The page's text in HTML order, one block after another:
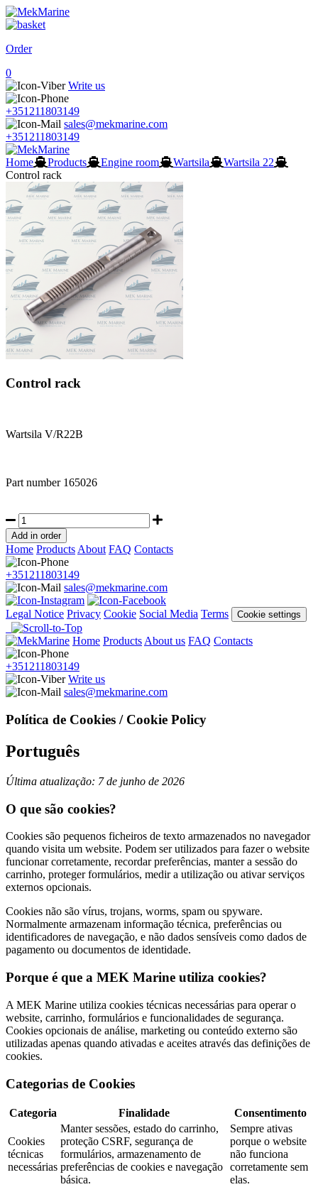
Order
0
Write us
+351211803149
sales@mekmarine.com
+351211803149
Home Products Engine room Wartsila
Wartsila 22
Control rack
Control rack
Wartsila V/R22B
Part number 165026
Home ProductsAbout FAQ Contacts
+351211803149
sales@mekmarine.com
Legal Notice Privacy Cookie Social Media Terms Cookie settings
Home ProductsAbout us FAQ Contacts
+351211803149
Write us
sales@mekmarine.com
Política de Cookies / Cookie Policy
Português
Última atualização: 7 de junho de 2026
O que são cookies?
Cookies são pequenos ficheiros de texto armazenados no navegador
quando visita um website. Podem ser utilizados para fazer o website
funcionar corretamente, recordar preferências, manter a sessão do
carrinho, proteger formulários, medir a utilização ou ativar serviços
externos opcionais.
Cookies não são vírus, trojans, worms, spam ou spyware.
Normalmente armazenam informação técnica, preferências ou
identificadores de navegação, e não dados sensíveis como dados de
pagamento ou documentos de identidade.
Porque é que a MEK Marine utiliza cookies?
A MEK Marine utiliza cookies técnicas necessárias para operar o
website, carrinho, formulários e funcionalidades de segurança.
Cookies opcionais de análise, marketing ou conteúdo externo são
utilizadas apenas quando ativadas e aceites através das definições de
cookies.
Categorias de Cookies
Categoria Finalidade Consentimento
Cookies
técnicas
necessárias
Manter sessões, estado do carrinho,
proteção CSRF, segurança de
formulários, armazenamento de
preferências de cookies e navegação
básica.
Sempre ativas
porque o website
não funciona
corretamente sem
elas.